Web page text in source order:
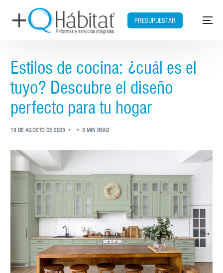
PRESUPUESTAR
Estilos de cocina: ¿cuál es el
tuyo? Descubre el diseño
perfecto para tu hogar
19 DE AGOSTO DE 2025 3 MIN READ